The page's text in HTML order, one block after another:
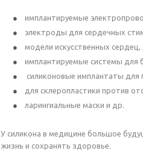
имплантируемые
электроды для сердечных
модели искусственных
имплантируемые системы для
силиконовые имплантаты для
для склеропластики против
ларингиальные маски и др.
У силикона в медицине большое
жизнь и сохранять здоровье.